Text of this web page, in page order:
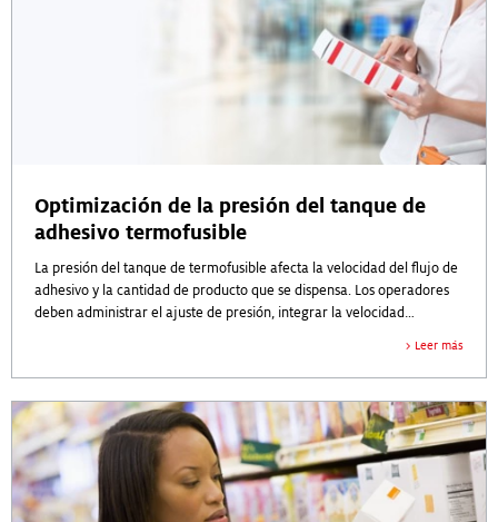
Optimización de la presión del tanque de
adhesivo termofusible
La presión del tanque de termofusible afecta la velocidad del flujo de
adhesivo y la cantidad de producto que se dispensa. Los operadores
deben administrar el ajuste de presión, integrar la velocidad
la eficiencia en la línea de producción.
Leer más